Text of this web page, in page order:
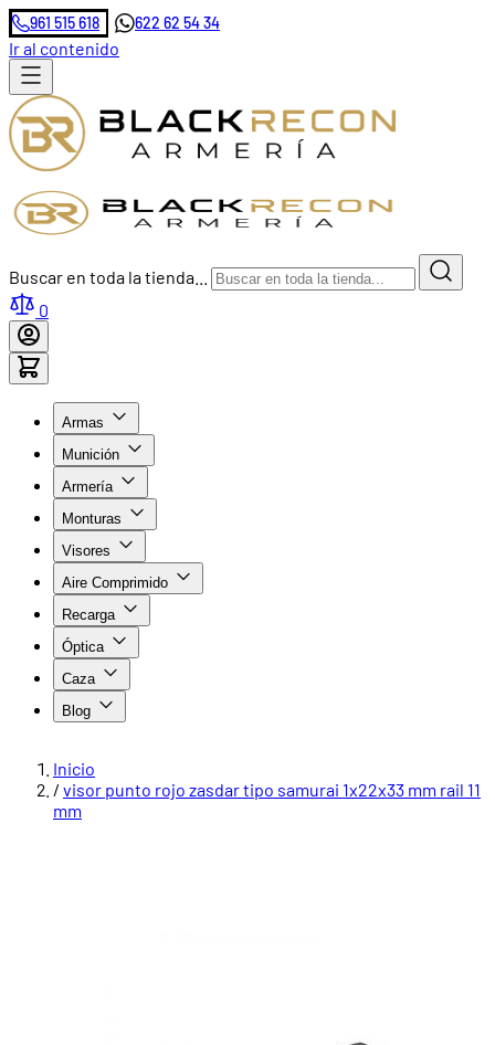
961 515 618 622 62 54 34
Ir al contenido
Buscar en toda la tienda...
0
Armas
Munición
Armería
Monturas
Visores
Aire Comprimido
Recarga
Óptica
Caza
Blog
Inicio
/ visor punto rojo zasdar tipo samurai 1x22x33 mm rail 11
mm